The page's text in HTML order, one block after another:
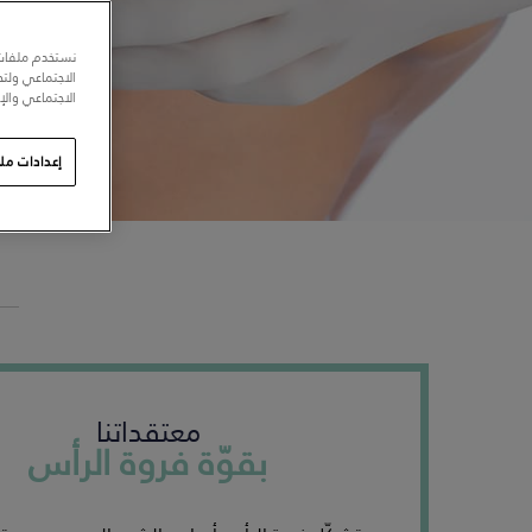
معتقداتنا
بقوّة فروة الرأس
نستخدم
الاجتماعي
الاجتماعي
إعدادات